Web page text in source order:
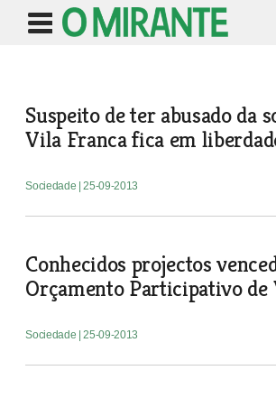
Suspeito de ter abusado da
Vila Franca fica em
Sociedade | 25-09-2013
Conhecidos projectos
Orçamento Participativo de
Sociedade | 25-09-2013